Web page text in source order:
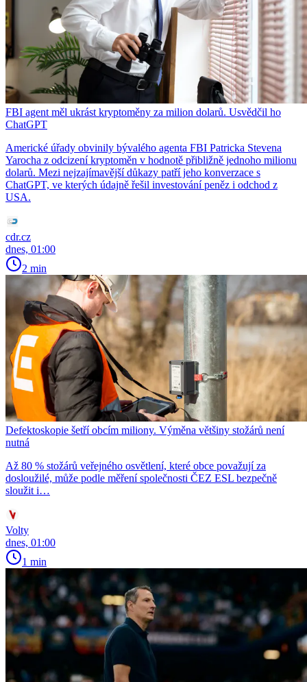
FBI agent měl ukrást kryptoměny za milion dolarů. Usvědčil ho
ChatGPT
Americké úřady obvinily bývalého agenta FBI Patricka Stevena
Yarocha z odcizení kryptoměn v hodnotě přibližně jednoho milionu
dolarů. Mezi nejzajímavější důkazy patří jeho konverzace s
ChatGPT, ve kterých údajně řešil investování peněz i odchod z
USA.
cdr.cz
dnes, 01:00
2 min
Defektoskopie šetří obcím miliony. Výměna většiny stožárů není
nutná
Až 80 % stožárů veřejného osvětlení, které obce považují za
dosloužilé, může podle měření společnosti ČEZ ESL bezpečně
sloužit i…
Volty
dnes, 01:00
1 min